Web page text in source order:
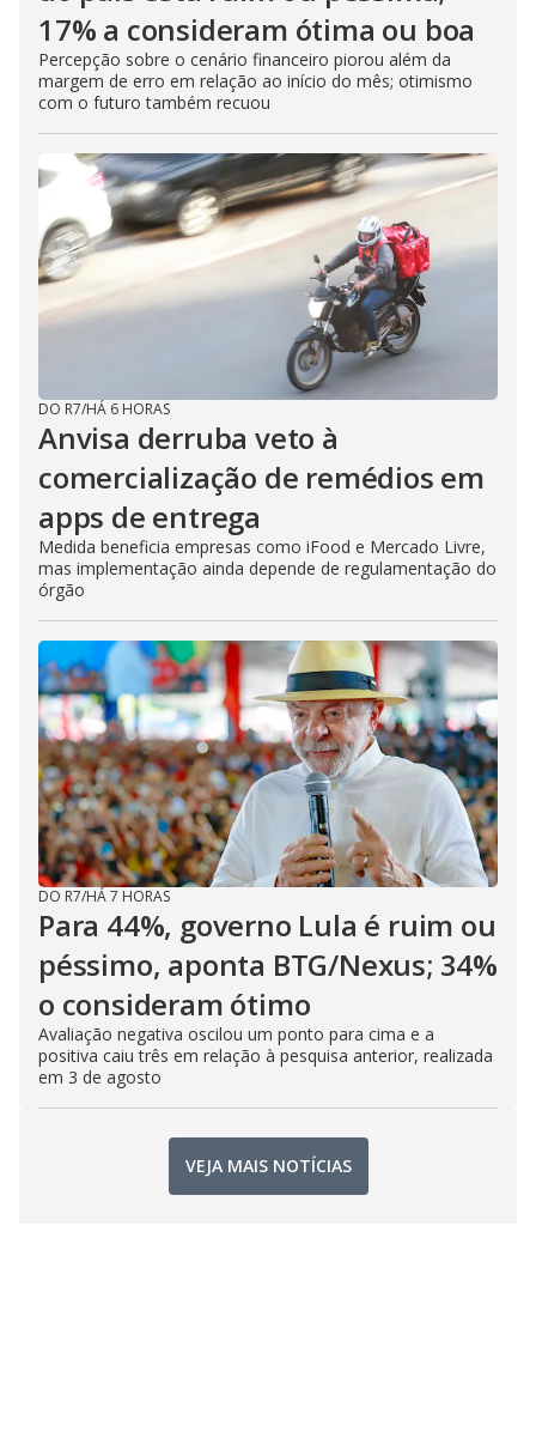
17% a consideram ótima ou boa
Percepção sobre o cenário financeiro piorou além da
margem de erro em relação ao início do mês; otimismo
com o futuro também recuou
DO R7/HÁ 6 HORAS
Anvisa derruba veto à
comercialização de remédios em
apps de entrega
Medida beneficia empresas como iFood e Mercado Livre,
mas implementação ainda depende de regulamentação do
órgão
DO R7/HÁ 7 HORAS
Para 44%, governo Lula é ruim ou
péssimo, aponta BTG/Nexus; 34%
o consideram ótimo
Avaliação negativa oscilou um ponto para cima e a
positiva caiu três em relação à pesquisa anterior, realizada
em 3 de agosto
VEJA MAIS NOTÍCIAS